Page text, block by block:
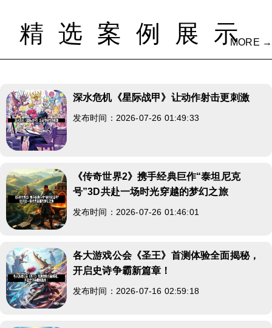
精选案例展示MORE →
深水危机《星际战甲》让动作射击更刺激
发布时间：2026-07-26 01:49:33
《传奇世界2》携手经典巨作“泰坦尼克
号”3D共赴一场时光穿越的梦幻之旅
发布时间：2026-07-26 01:46:01
各大游戏公会《圣王》首测体验全面揭秘，
开启史诗争霸新篇章！
发布时间：2026-07-16 02:59:18